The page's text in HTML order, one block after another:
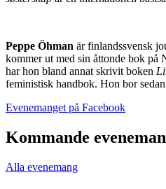
Peppe Öhman är finlandssvensk
kommer ut med sin åttonde bok på
har hon bland annat skrivit boken
feministisk handbok. Hon bor
Evenemanget på FacebookÖppnas
en
ny
Kommande
Alla evenemang